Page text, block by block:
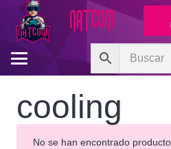
cooling
No se han encontrado